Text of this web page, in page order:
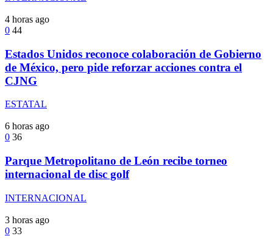
4 horas ago
0 44
Estados Unidos reconoce colaboración de Gobierno
de México, pero pide reforzar acciones contra el
CJNG
ESTATAL
6 horas ago
0 36
Parque Metropolitano de León recibe torneo
internacional de disc golf
INTERNACIONAL
3 horas ago
0 33